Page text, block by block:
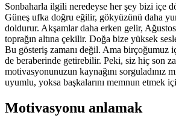
Sonbaharla ilgili neredeyse her şey bizi içe
Güneş ufka doğru eğilir, gökyüzünü daha
doldurur. Akşamlar daha erken gelir,
toprağın altına çekilir. Doğa bize yüksek
Bu gösteriş zamanı değil. Ama birçoğumuz
de beraberinde getirebilir. Peki, siz hiç son
motivasyonunuzun kaynağını sorguladınız
uyumlu, yoksa başkalarını memnun etmek
Motivasyonu anlamak